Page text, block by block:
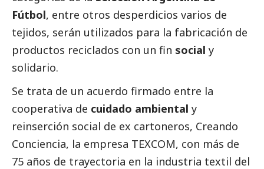
Fútbol, entre otros desperdicios varios de
tejidos, serán utilizados para la fabricación de
productos reciclados con un fin social y
solidario.
Se trata de un acuerdo firmado entre la
cooperativa de cuidado ambiental y
reinserción social de ex cartoneros, Creando
Conciencia, la empresa TEXCOM, con más de
75 años de trayectoria en la industria textil del